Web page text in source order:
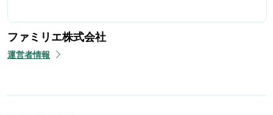
ファミリエ株式会社
運営者情報